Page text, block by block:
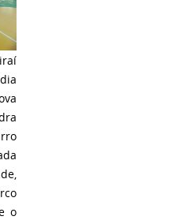
o